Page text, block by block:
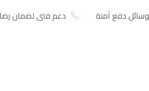
وسائل دفع آمنة دعم فني لضمان